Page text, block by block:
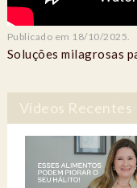
Publicado em 18/10/2025.
Soluções milagrosas
Vídeos Recentes